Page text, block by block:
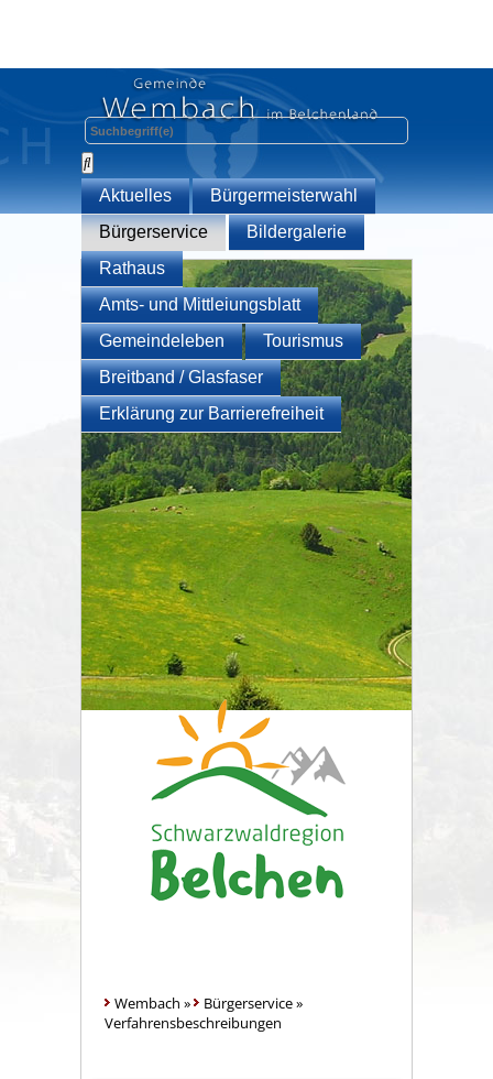
Aktuelles
Bürgermeisterwahl
Bürgerservice
Bildergalerie
Rathaus
Amts- und Mittleiungsblatt
Gemeindeleben
Tourismus
Breitband / Glasfaser
Erklärung zur Barrierefreiheit
Wembach » Bürgerservice»
Verfahrensbeschreibungen